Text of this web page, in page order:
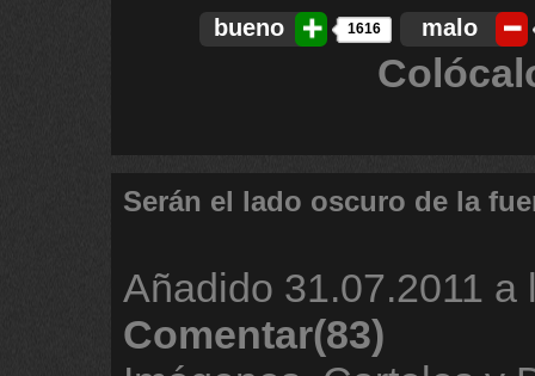
bueno 1616 malo
Serán el lado oscuro de la
Añadido 31.07.2011 a
Comentar(83)